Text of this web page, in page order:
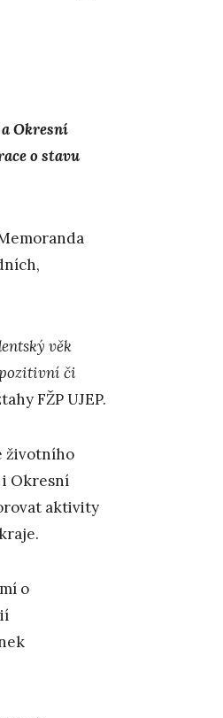
Okresní
o stavu
věk
či
FŽP UJEP.
životního
Okresní
aktivity
o